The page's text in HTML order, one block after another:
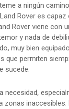
a ningún
Rover es
Rover viene con
y nada de
muy bien
que permiten
sucede.
necesidad,
zonas inaccesibles.